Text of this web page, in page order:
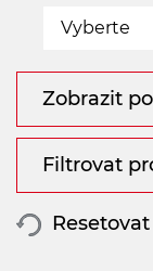
Vyberte
Zobrazit
Filtrovat
Resetovat